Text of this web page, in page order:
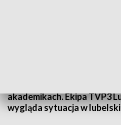
akademikach. Ekipa TVP3
wygląda sytuacja w